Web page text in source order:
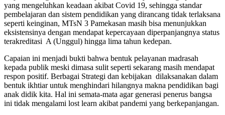
yang mengeluhkan keadaan akibat Covid 19, sehingga standar
pembelajaran dan sistem pendidikan yang dirancang tidak terlaksana
seperti keinginan, MTsN 3 Pamekasan masih bisa menunjukkan
eksistensinya dengan mendapat kepercayaan diperpanjangnya status
terakreditasi A (Unggul) hingga lima tahun kedepan.
Capaian ini menjadi bukti bahwa bentuk pelayanan madrasah
kepada publik meski dimasa sulit seperti sekarang masih mendapat
respon positif. Berbagai Strategi dan kebijakan dilaksanakan dalam
bentuk ikhtiar untuk menghindari hilangnya makna pendidikan bagi
anak didik kita. Hal ini semata-mata agar generasi penerus bangsa
ini tidak mengalami lost learn akibat pandemi yang berkepanjangan.